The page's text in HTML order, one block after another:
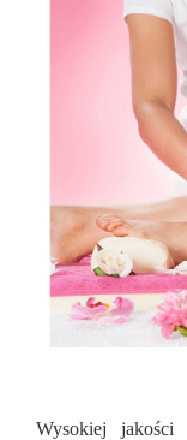
Wysokiej jakości